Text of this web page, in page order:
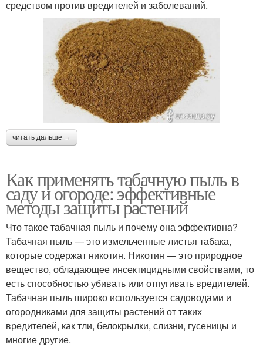
средством против вредителей и заболеваний.
читать дальше →
Как применять табачную пыль в
саду и огороде: эффективные
методы защиты растений
Что такое табачная пыль и почему она эффективна?
Табачная пыль — это измельченные листья табака,
которые содержат никотин. Никотин — это природное
вещество, обладающее инсектицидными свойствами, то
есть способностью убивать или отпугивать вредителей.
Табачная пыль широко используется садоводами и
огородниками для защиты растений от таких
вредителей, как тли, белокрылки, слизни, гусеницы и
многие другие.